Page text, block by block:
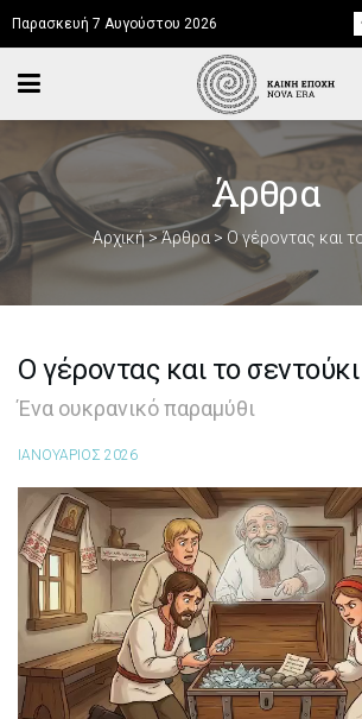
Παρασκευή 7 Αυγούστου 2026
Άρθρα
Αρχική>Άρθρα > Ο γέροντας και
Ο γέροντας και το σεντούκι
Ένα ουκρανικό παραμύθι
ΙΑΝΟΥΑΡΙΟΣ 2026